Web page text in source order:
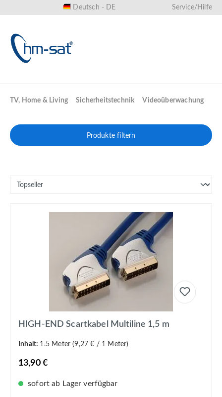
Deutsch - DE Service/Hilfe
TV, Home & Living Sicherheitstechnik Videoüberwachung
Produkte filtern
HIGH-END Scartkabel Multiline 1,5 m
Inhalt: 1.5 Meter(9,27 € / 1 Meter)
13,90 €
sofort ab Lager verfügbar